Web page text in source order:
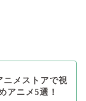
ニメストアで視
アニメ5選！